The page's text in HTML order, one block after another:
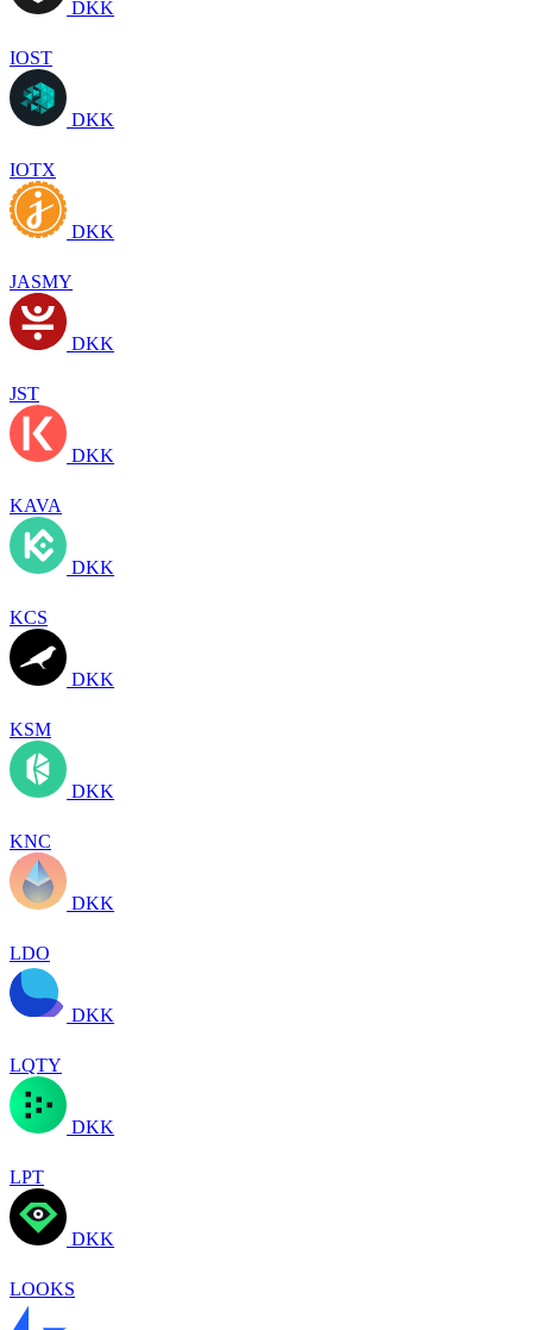
DKK
IOST
DKK
IOTX
DKK
JASMY
DKK
JST
DKK
KAVA
DKK
KCS
DKK
KSM
DKK
KNC
DKK
LDO
DKK
LQTY
DKK
LPT
DKK
LOOKS